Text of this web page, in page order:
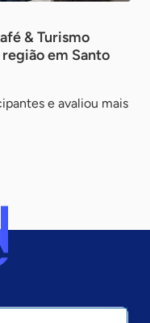
& Turismo
em Santo
e avaliou mais